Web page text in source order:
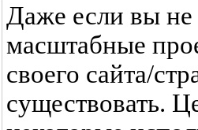
Даже если вы не
масштабные
своего сайта/
существовать.